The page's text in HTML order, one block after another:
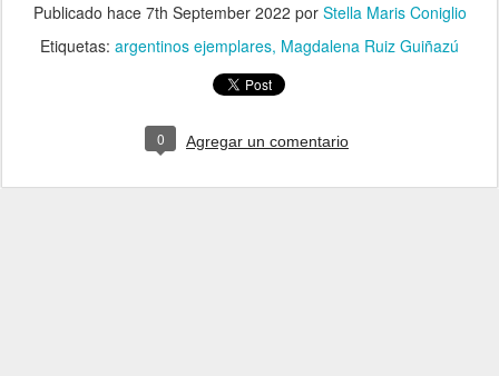
Publicado hace 7th September 2022 por Stella Maris Coniglio
Etiquetas: argentinos ejemplares Magdalena Ruiz Guiñazú
0 Agregar un comentario